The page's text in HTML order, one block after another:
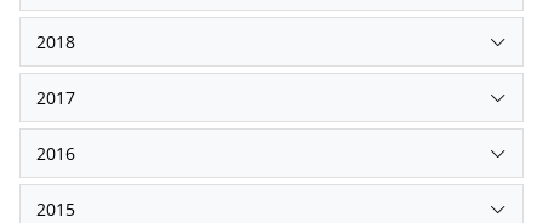
2018
2017
2016
2015